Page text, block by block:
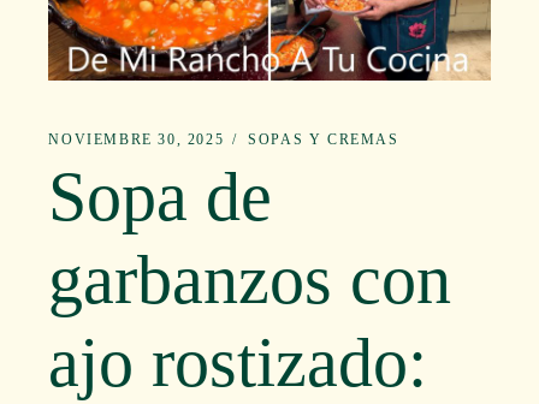
NOVIEMBRE 30, 2025 SOPAS Y CREMAS
Sopa de
garbanzos con
ajo rostizado: